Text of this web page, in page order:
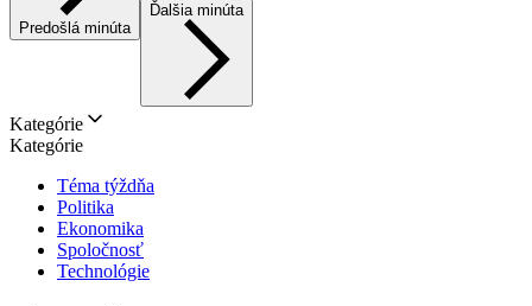
Predošlá minúta
Ďalšia minúta
Kategórie
Kategórie
Téma týždňa
Politika
Ekonomika
Spoločnosť
Technológie